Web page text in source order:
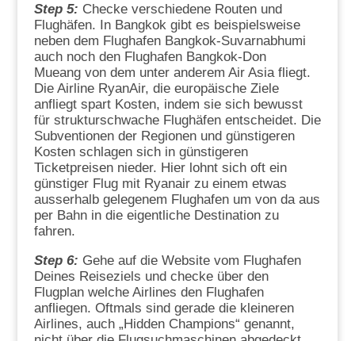
Step 5: Checke verschiedene Routen und
Flughäfen. In Bangkok gibt es beispielsweise
neben dem Flughafen Bangkok-Suvarnabhumi
auch noch den Flughafen Bangkok-Don
Mueang von dem unter anderem Air Asia fliegt.
Die Airline RyanAir, die europäische Ziele
anfliegt spart Kosten, indem sie sich bewusst
für strukturschwache Flughäfen entscheidet. Die
Subventionen der Regionen und günstigeren
Kosten schlagen sich in günstigeren
Ticketpreisen nieder. Hier lohnt sich oft ein
günstiger Flug mit Ryanair zu einem etwas
ausserhalb gelegenem Flughafen um von da aus
per Bahn in die eigentliche Destination zu
fahren.
Step 6: Gehe auf die Website vom Flughafen
Deines Reiseziels und checke über den
Flugplan welche Airlines den Flughafen
anfliegen. Oftmals sind gerade die kleineren
Airlines, auch „Hidden Champions“ genannt,